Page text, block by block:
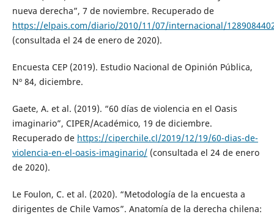
nueva derecha”, 7 de noviembre. Recuperado de
https://elpais.com/diario/2010/11/07/internacional/
(consultada el 24 de enero de 2020).
Encuesta CEP (2019). Estudio Nacional de Opinión Pública,
Nº 84, diciembre.
Gaete, A. et al. (2019). “60 días de violencia en el Oasis
imaginario”, CIPER/Académico, 19 de diciembre.
Recuperado de https://ciperchile.cl/2019/12/19/60-dias-de-
violencia-en-el-oasis-imaginario/(consultada el 24 de enero
de 2020).
Le Foulon, C. et al. (2020). “Metodología de la encuesta a
dirigentes de Chile Vamos”. Anatomía de la derecha chilena: